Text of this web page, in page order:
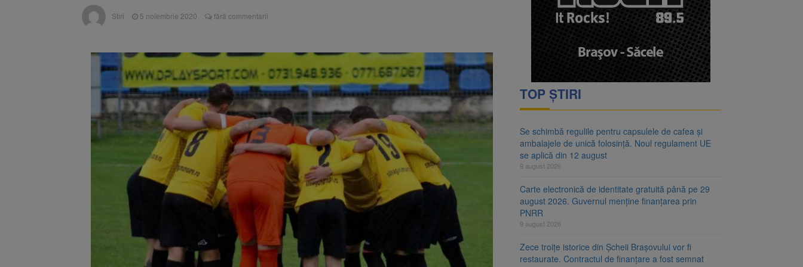
Se schimbă examenul de medic specialist. Subiecte unice în toată țara, aceeași oră și același barem
Se schimbă regulile pentru capsulele de cafea și ambalajele de unică folosință. Noul regulament UE se
Stiri 5 noiembrie 2020 fără commentarii
TOP ȘTIRI
Se schimbă regulile pentru capsulele de cafea și
ambalajele de unică folosință. Noul regulament UE
se aplică din 12 august
9 august 2026
Carte electronică de identitate gratuită până pe 29
august 2026. Guvernul menține finanțarea prin
PNRR
9 august 2026
Zece troițe istorice din Șcheii Brașovului vor fi
restaurate. Contractul de finanțare a fost semnat